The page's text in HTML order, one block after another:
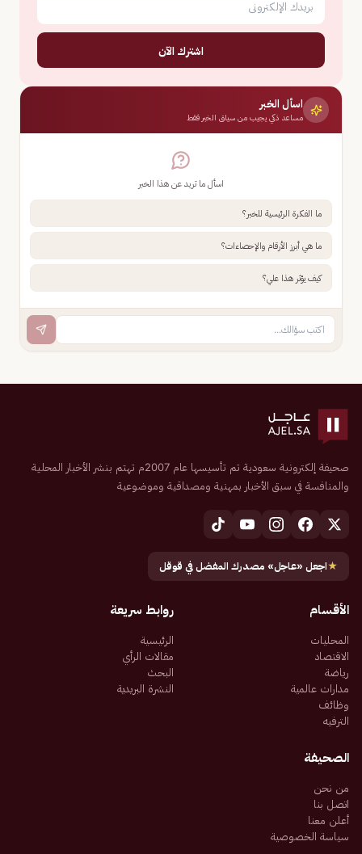
اشترك الآن
اسأل الخبر
مساعد ذكي يجيب من سياق الخبر فقط
اسأل ما تريد عن هذا الخبر
ما الفكرة الرئيسية للخبر؟
ما هي أبرز الأرقام والإحصاءات؟
كيف يؤثر هذا علي؟
صحيفة إلكترونية سعودية تم تأسيسها عام 2007م تهتم بنشر الأخبار المحلية
والمنافسة في سبق الأخبار بمهنية ومصداقية وموضوعية
★اجعل «عاجل» مصدرك المفضل في قوقل
الأقسام
المحليات
الاقتصاد
رياضة
مدارات عالمية
وظائف
الترفيه
روابط سريعة
الرئيسية
مقالات الرأي
البحث
النشرة البريدية
الصحيفة
من نحن
اتصل بنا
أعلن معنا
سياسة الخصوصية